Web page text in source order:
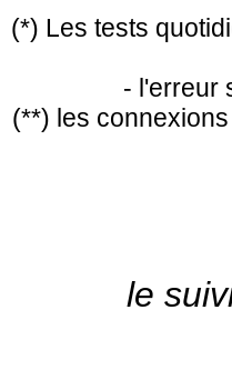
(*) Les tests
- l'erreur
(**) les
le